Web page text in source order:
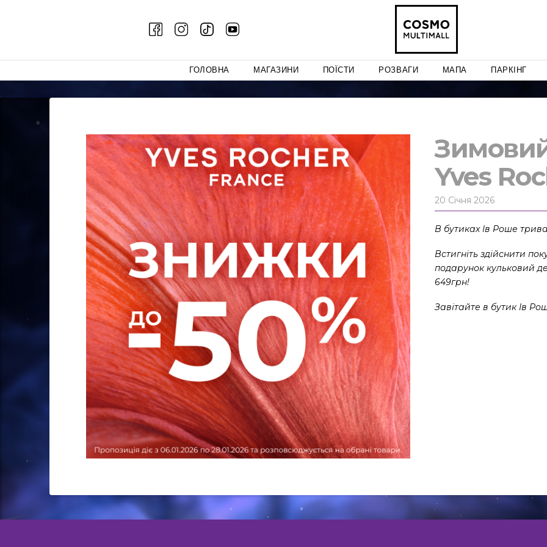
ГОЛОВНА МАГАЗИНИ ПОЇСТИ РОЗВАГИ МАПА ПАРКІНГ
Yves
20 Січня 2026
В бутиках Ів Роше
Встигніть здійснити
подаруноккульковий
649грн!
Завітайте в бутик Ів